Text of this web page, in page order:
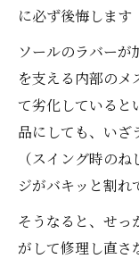
に必ず後悔します
ソールのラバー
を支える内部のメ
て劣化していると
品にしても、いざ
（スイング時の
ジがバキッと割れ
そうなると、せっ
がして修理し直さ